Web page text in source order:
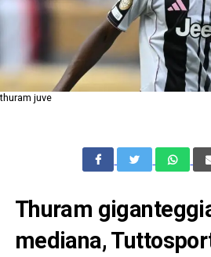
thuram juve
Thuram
mediana,